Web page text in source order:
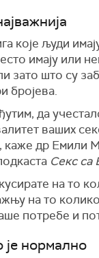
које људи
имају или
зато што су
бројева.
да
ваших
каже др Емили
Секс са
на то
на то
потребе и
нормално